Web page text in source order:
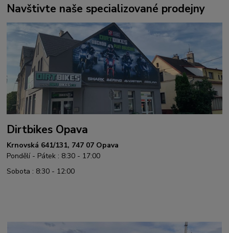
Navštivte naše specializované prodejny
Dirtbikes Opava
Krnovská 641/131, 747 07 Opava
Pondělí - Pátek : 8:30 - 17:00
Sobota : 8:30 - 12:00